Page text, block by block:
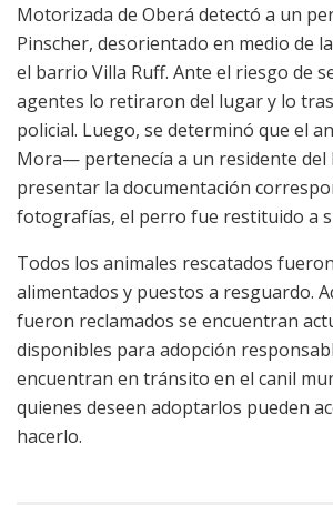
Motorizada de Oberá detectó a un
Pinscher, desorientado en medio de
el barrio Villa Ruff. Ante el riesgo de
agentes lo retiraron del lugar y lo
policial. Luego, se determinó que el
Mora— pertenecía a un residente del
presentar la documentación
fotografías, el perro fue restituido a
Todos los animales rescatados
alimentados y puestos a resguardo.
fueron reclamados se encuentran
disponibles para adopción
encuentran en tránsito en el canil
quienes deseen adoptarlos pueden
hacerlo.